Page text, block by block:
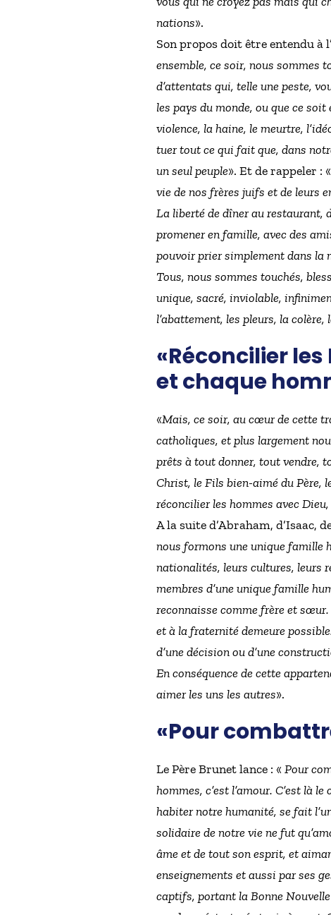
nations».
Son propos doit être entendu à
ensemble, ce soir, nous sommes
d’attentats qui, telle une peste,
les pays du monde, ou que ce
violence, la haine, le meurtre,
tuer tout ce qui fait que, dans
un seul peuple». Et de rappeler : «
vie de nos frères juifs et de leurs
La liberté de dîner au restaurant,
promener en famille, avec des
pouvoir prier simplement dans la
Tous, nous sommes touchés,
unique, sacré, inviolable,
l’abattement, les pleurs, la
«Réconcilier
et chaque
«Mais, ce soir, au cœur de cette
catholiques, et plus largement
prêts à tout donner, tout vendre,
Christ, le Fils bien-aimé du Père,
réconcilier les hommes avec
A la suite d’Abraham, d’Isaac,
nous formons une unique famille
nationalités, leurs cultures, leurs
membres d’une unique famille
reconnaisse comme frère et
et à la fraternité demeure
d’une décision ou d’une
En conséquence de cette
aimer les uns les autres».
«Pour
Le Père Brunet lance : « Pour
hommes, c’est l’amour. C’est là
habiter notre humanité, se fait
solidaire de notre vie ne fut
âme et de tout son esprit, et
enseignements et aussi par ses
captifs, portant la Bonne